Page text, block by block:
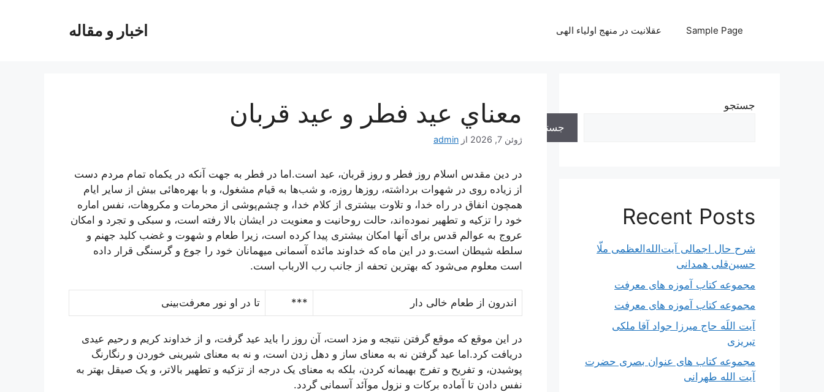
اخبار و مقاله Sample Page عقلانیت در منهج اولیاء الهی
معناي‌ عيد فطر و عيد قربان
ژوئن 7, 2026 از admin
در دين مقدس اسلام روز فطر و روز قربان، عيد است.اما در فطر به جهت‌ آنکه در يکماه تمام مردم دست
از زياده‌ روى در شهوات برداشته، روزها روزه، و شب‌ها به قيام مشغول، و با بهره‌هائى بيش از ساير ايام
همچون انفاق در راه خدا، و تلاوت بيشترى از کلام خدا، و چشم‌پوشى از محرمات و مکروهات، نفس اماره
خود را تزکيه و تطهير نموده‌اند، حالت روحانيت و معنويت در ايشان بالا رفته است، و سبکى و تجرد و امکان
عروج به عوالم قدس براى آنها امکان بيشترى پيدا کرده است، زيرا طعام و شهوت و غضب کليد جهنم و
سلطه شيطان است.و در اين ماه که خداوند مائده آسمانى ميهمانان خود را جوع و گرسنگى قرار داده
است معلوم مى‌شود که بهترين تحفه از جانب رب الارباب است.
اندرون از طعام خالى دار *** تا در او نور معرفت‌بينى
در اين موقع که موقع گرفتن نتيجه و مزد است، آن روز را بايد عيد گرفت، و از خداوند کريم و رحيم عيدى
دريافت کرد.اما عيد گرفتن نه به معناى ساز و دهل زدن است، و نه به معناى شيرينى خوردن و رنگارنگ
پوشيدن، و تفريح و تفرج بهيمانه کردن، بلکه به معناى يک درجه از تزکيه و تطهير بالاتر، و يک صيقل بهتر به
نفس دادن تا آماده برکات و نزول موآئد آسمانى گردد.
جستجو
جستجو
Recent Posts
شرح حال اجمالی آیت‌الله‌العظمی ملّا
حسین‌قلی همدانی
مجموعه کتاب آموزه های معرفت
مجموعه کتاب آموزه های معرفت
آیت اللَه حاج میرزا جواد آقا ملکی
تبریزی
مجموعه کتاب های عنوان بصری حضرت
آیت الله طهرانی